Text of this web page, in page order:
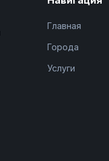
Главная
Города
Услуги